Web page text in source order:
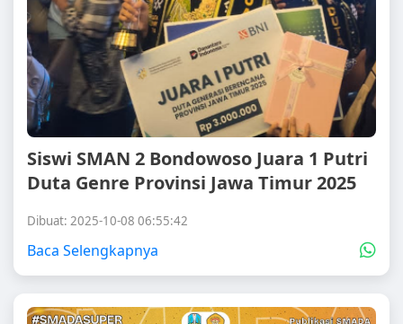
Siswi SMAN 2 Bondowoso Juara 1 Putri
Duta Genre Provinsi Jawa Timur 2025
Dibuat: 2025-10-08 06:55:42
Baca Selengkapnya